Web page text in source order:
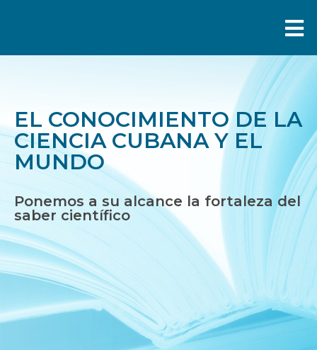
FUENTES DE INFORMACIÓN
NOTICIAS
SOBRE NOSOTROS
EL CONOCIMIENTO DE LA
CIENCIA CUBANA Y EL
MUNDO
Ponemos a su alcance la fortaleza del
saber científico